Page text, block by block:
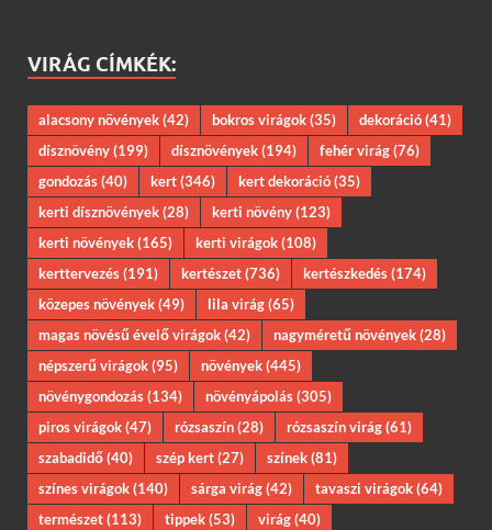
VIRÁG CÍMKÉK:
alacsony növények(42) bokros virágok(35) dekoráció(41)
dísznövény(199) dísznövények(194) fehér virág(76)
gondozás(40) kert(346) kert dekoráció(35)
kerti dísznövények(28) kerti növény(123)
kerti növények(165) kerti virágok(108)
kerttervezés(191) kertészet(736) kertészkedés(174)
közepes növények(49) lila virág(65)
magas növésű évelő virágok(42) nagyméretű növények(28)
népszerű virágok(95) növények(445)
növénygondozás(134) növényápolás(305)
piros virágok(47) rózsaszín(28) rózsaszín virág(61)
szabadidő(40) szép kert(27) színek(81)
színes virágok(140) sárga virág(42) tavaszi virágok(64)
természet(113) tippek(53) virág(40)